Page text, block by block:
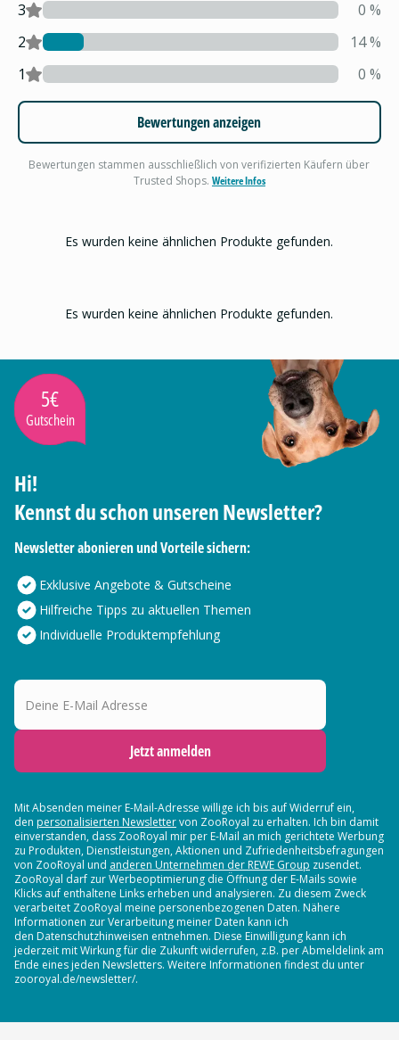
3 0 %
2
14%
1
0 %
Bewertungen anzeigen
Bewertungen stammen ausschließlich von verifizierten Käufern über
Trusted Shops. Weitere Infos
Es wurden keine ähnlichen Produkte gefunden.
Es wurden keine ähnlichen Produkte gefunden.
5€
Gutschein
Hi!
Kennst du schon unseren Newsletter?
Newsletter abonieren und Vorteile sichern:
Exklusive Angebote & Gutscheine
Hilfreiche Tipps zu aktuellen Themen
Individuelle Produktempfehlung
Deine E-Mail Adresse
Jetzt anmelden
Mit Absenden meiner E-Mail-Adresse willige ich bis auf Widerruf ein,
den personalisierten Newslettervon ZooRoyal zu erhalten. Ich bin damit
einverstanden, dass ZooRoyal mir per E-Mail an mich gerichtete Werbung
zu Produkten, Dienstleistungen, Aktionen und Zufriedenheitsbefragungen
von ZooRoyal und anderen Unternehmen der REWE Group zusendet.
ZooRoyal darf zur Werbeoptimierung die Öffnung der E-Mails sowie
Klicks auf enthaltene Links erheben und analysieren. Zu diesem Zweck
verarbeitet ZooRoyal meine personenbezogenen Daten. Nähere
Informationen zur Verarbeitung meiner Daten kann ich
den Datenschutzhinweisen entnehmen. Diese Einwilligung kann ich
jederzeit mit Wirkung für die Zukunft widerrufen, z.B. per Abmeldelink am
Ende eines jeden Newsletters. Weitere Informationen findest du unter
zooroyal.de/newsletter/.